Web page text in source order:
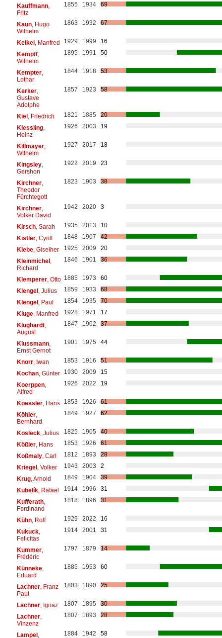
Kauffmann,
Fritz
1855 1934 69
Kaun, Hugo
Wilhelm
1863 1932 67
Kelkel, Manfred 1929 1999
16
Kempff,
Wilhelm
1895 1991 50
Kempter,
Lothar
1844 1918 53
Kerker,
Gustave
Adolphe
1857 1923 58
Kiel, Friedrich 1821 1885
20
Kiessling,
Heinz
1926 2003 19
Killmayer,
Wilhelm
1927 2017 18
Kingsley,
Gershon
1922 2019 23
Kirchner,
Theodor
Fürchtegott
1823 1903 38
Kirchner,
Volker David
1942 2020 3
Kirsch, Sarah 1935 2013
10
Kistler, Cyrill 1848 1907
42
Klebe, Giselher 1925 2009
20
Kleinmichel,
Richard
1846 1901 36
Klemperer, Otto 1885 1973
60
Klengel, Julius 1859 1933
68
Klengel, Paul 1854 1935
70
Kluge, Manfred 1928 1971
17
Klughardt,
August
1847 1902 37
Klussmann,
Ernst Gernot
1901 1975 44
Knorr, Iwan 1853 1916
51
Kochan, Günter 1930 2009
15
Koerppen,
Alfred
1926 2022 19
Koessler, Hans 1853 1926
61
Köhler,
Bernhard
1849 1927 62
Kosleck, Julius 1825 1905
40
Kößler, Hans 1853 1926
61
Koßmaly, Carl 1812 1893
28
Kriegel, Volker 1943 2003
2
Krug, Arnold 1849 1904
39
Kubelík, Rafael 1914 1996
31
Kufferath,
Ferdinand
1818 1896 31
Kühn, Rolf 1929 2022
16
Kukuck,
Felicitas
1914 2001 31
Kummer,
Frédéric
1797 1879 14
Künneke,
Eduard
1885 1953 60
Lachner, Franz
Paul
1803 1890 25
Lachner, Ignaz 1807 1895
30
Lachner,
Vinzenz
1807 1893 28
Lampel, 1884 1942 58